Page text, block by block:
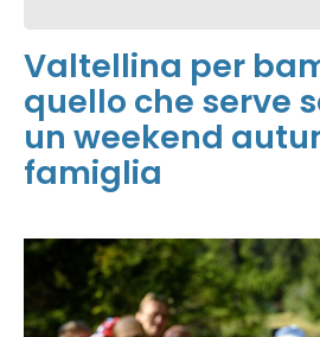
Valtellina per
quello che serve
un weekend
famiglia